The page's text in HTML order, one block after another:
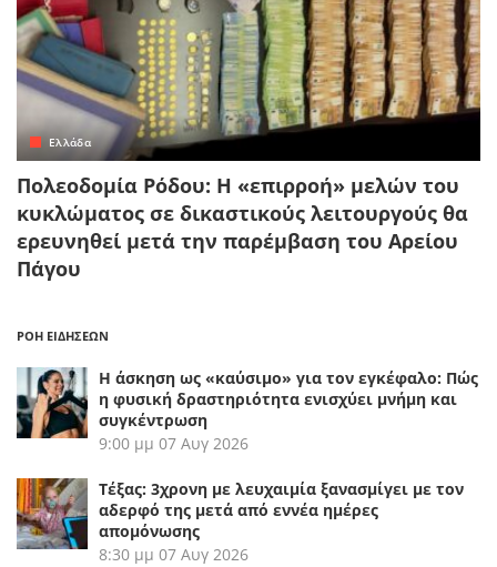
Ελλάδα
Πολεοδομία Ρόδου: Η «επιρροή» μελών του
κυκλώματος σε δικαστικούς λειτουργούς θα
ερευνηθεί μετά την παρέμβαση του Αρείου
Πάγου
ΡΟΗ ΕΙΔΗΣΕΩΝ
Η άσκηση ως «καύσιμο» για τον εγκέφαλο: Πώς
η φυσική δραστηριότητα ενισχύει μνήμη και
συγκέντρωση
9:00 μμ 07 Αυγ 2026
Τέξας: 3χρονη με λευχαιμία ξανασμίγει με τον
αδερφό της μετά από εννέα ημέρες
απομόνωσης
8:30 μμ 07 Αυγ 2026